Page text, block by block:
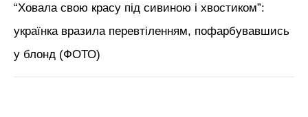
“Ховала свою красу під сивиною і хвостиком”:
українка вразила перевтіленням, пофарбувавшись
у блонд (ФОТО)